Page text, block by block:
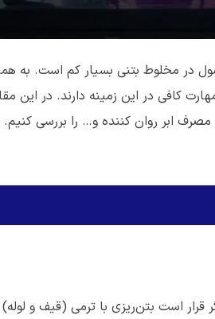
در مخلوط بتنی بسیار کم است. به
کافی در این زمینه دارند. در این
مصرف ابر روان کننده و… را بررسی
قرار است بتن‌ریزی با ترمی (قیف و